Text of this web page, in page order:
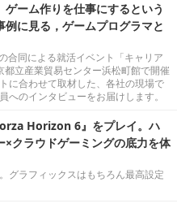
ゲーム作りを仕事にするという
例に見る，ゲームプログラマと
同による就活イベント「キャリア
都立産業貿易センター浜松町館で開催
に合わせて取材した、各社の現場で
へのインタビューをお届けします。
Horizon 6』をプレイ。ハ
×クラウドゲーミングの底力を体
グラフィックスはもちろん最高設定